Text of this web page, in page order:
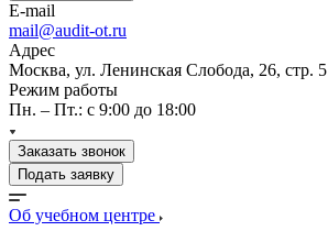
E-mail
mail@audit-ot.ru
Адрес
Москва, ул. Ленинская Слобода, 26, стр. 5
Режим работы
Пн. – Пт.: с 9:00 до 18:00
Заказать звонок
Подать заявку
Об учебном центре